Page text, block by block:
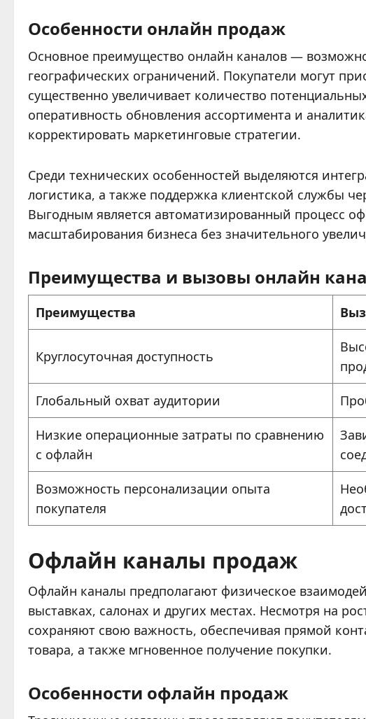
Особенности онлайн продаж
Основное преимущество онлайн каналов —
географических ограничений. Покупатели могут
существенно увеличивает количество
оперативность обновления ассортимента и
корректировать маркетинговые стратегии.
Среди технических особенностей выделяются
логистика, а также поддержка клиентской службы
Выгодным является автоматизированный процесс
масштабирования бизнеса без значительного
Преимущества и вызовы онлайн
Преимущества
Круглосуточная доступность
Глобальный охват аудитории
Низкие операционные затраты по сравнению
с офлайн
Возможность персонализации опыта
покупателя
Офлайн каналы продаж
Офлайн каналы предполагают физическое
выставках, салонах и других местах. Несмотря на
сохраняют свою важность, обеспечивая прямой
товара, а также мгновенное получение покупки.
Особенности офлайн продаж